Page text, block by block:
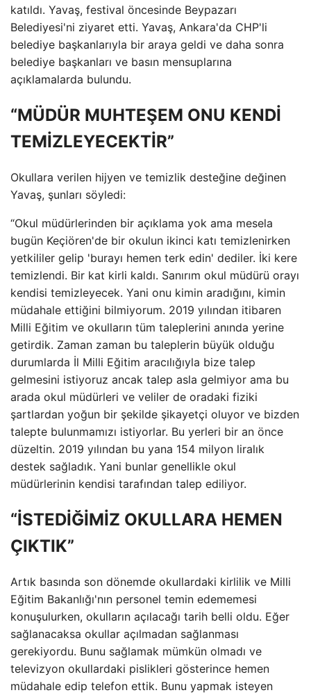
katıldı. Yavaş, festival öncesinde Beypazarı
Belediyesi'ni ziyaret etti. Yavaş, Ankara'da CHP'li
belediye başkanlarıyla bir araya geldi ve daha sonra
belediye başkanları ve basın mensuplarına
açıklamalarda bulundu.
“MÜDÜR MUHTEŞEM ONU KENDİ
TEMİZLEYECEKTİR”
Okullara verilen hijyen ve temizlik desteğine değinen
Yavaş, şunları söyledi:
“Okul müdürlerinden bir açıklama yok ama mesela
bugün Keçiören'de bir okulun ikinci katı temizlenirken
yetkililer gelip 'burayı hemen terk edin' dediler. İki kere
temizlendi. Bir kat kirli kaldı. Sanırım okul müdürü orayı
kendisi temizleyecek. Yani onu kimin aradığını, kimin
müdahale ettiğini bilmiyorum. 2019 yılından itibaren
Milli Eğitim ve okulların tüm taleplerini anında yerine
getirdik. Zaman zaman bu taleplerin büyük olduğu
durumlarda İl Milli Eğitim aracılığıyla bize talep
gelmesini istiyoruz ancak talep asla gelmiyor ama bu
arada okul müdürleri ve veliler de oradaki fiziki
şartlardan yoğun bir şekilde şikayetçi oluyor ve bizden
talepte bulunmamızı istiyorlar. Bu yerleri bir an önce
düzeltin. 2019 yılından bu yana 154 milyon liralık
destek sağladık. Yani bunlar genellikle okul
müdürlerinin kendisi tarafından talep ediliyor.
“İSTEDİĞİMİZ OKULLARA HEMEN
ÇIKTIK”
Artık basında son dönemde okullardaki kirlilik ve Milli
Eğitim Bakanlığı'nın personel temin edememesi
konuşulurken, okulların açılacağı tarih belli oldu. Eğer
sağlanacaksa okullar açılmadan sağlanması
gerekiyordu. Bunu sağlamak mümkün olmadı ve
televizyon okullardaki pislikleri gösterince hemen
müdahale edip telefon ettik. Bunu yapmak isteyen